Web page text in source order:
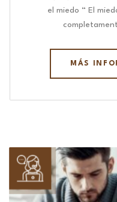
el miedo “ El
MÁS